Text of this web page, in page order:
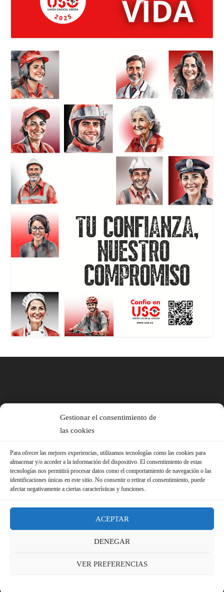
Gestionar el consentimiento de
las cookies
Para ofrecer las mejores experiencias, utilizamos tecnologías como las cookies para
almacenar y/o acceder a la información del dispositivo. El consentimiento de estas
tecnologías nos permitirá procesar datos como el comportamiento de navegación o las
identificaciones únicas en este sitio. No consentir o retirar el consentimiento, puede
afectar negativamente a ciertas características y funciones.
ACEPTAR
DENEGAR
VER PREFERENCIAS
Política de Cookies